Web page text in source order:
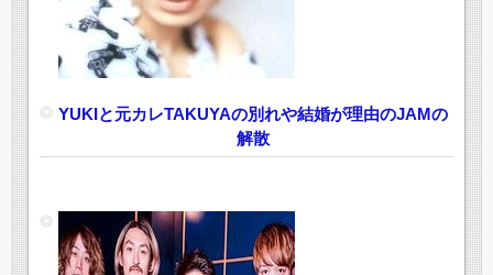
YUKIと元カレTAKUYAの別れや結婚が理由のJAMの
解散